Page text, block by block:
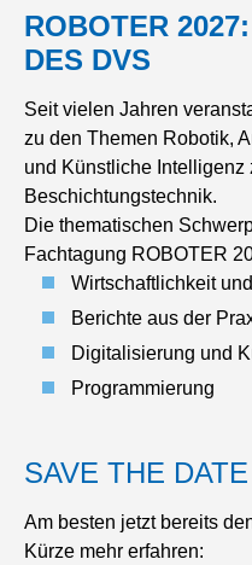
ROBOTER
DES DVS
Seit vielen Jahren
zu den Themen Robotik,
und Künstliche Intelligenz
Beschichtungstechnik.
Die thematischen
Fachtagung ROBOTER
Wirtschaftlichkeit
Berichte aus der
Digitalisierung und
Programmierung
SAVE THE DATE
Am besten jetzt bereits
Kürze mehr erfahren: